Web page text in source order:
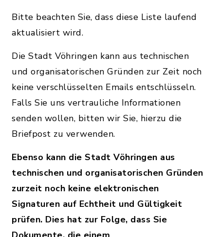
Bitte beachten Sie, dass diese Liste laufend
aktualisiert wird.
Die Stadt Vöhringen kann aus technischen
und organisatorischen Gründen zur Zeit noch
keine verschlüsselten Emails entschlüsseln.
Falls Sie uns vertrauliche Informationen
senden wollen, bitten wir Sie, hierzu die
Briefpost zu verwenden.
Ebenso kann die Stadt Vöhringen aus
technischen und organisatorischen Gründen
zurzeit noch keine elektronischen
Signaturen auf Echtheit und Gültigkeit
prüfen. Dies hat zur Folge, dass Sie